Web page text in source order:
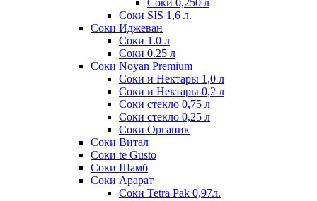
Соки 0,250 л
Соки SIS 1,6 л.
Соки Иджеван
Соки 1.0 л
Соки 0.25 л
Соки Noyan Premium
Соки и Нектары 1,0 л
Соки и Нектары 0,2 л
Соки стекло 0,75 л
Соки стекло 0,25 л
Соки Органик
Соки Витал
Соки te Gusto
Соки Шамб
Соки Арарат
Соки Tetra Pak 0,97л.